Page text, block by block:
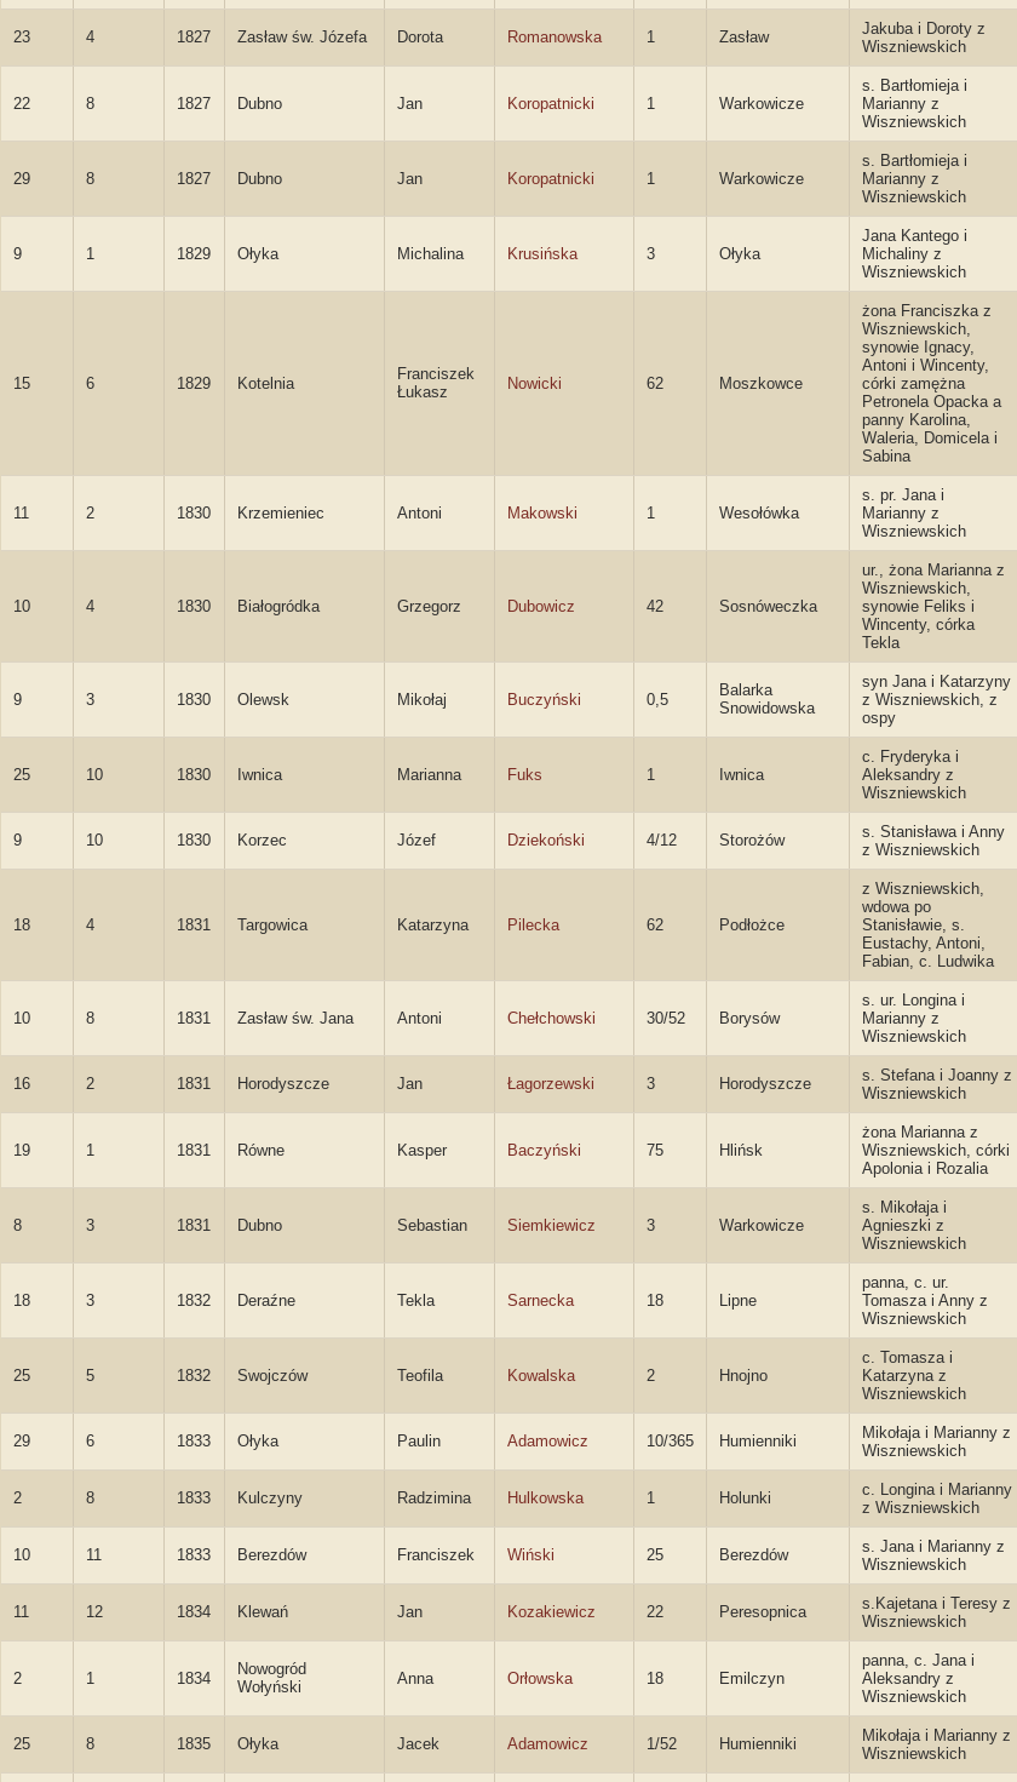
23 4 1827 Zasław św. Józefa Dorota Romanowska 1 Zasław
Jakuba i Doroty z
Wiszniewskich
22 8 1827 Dubno Jan Koropatnicki 1 Warkowicze
s. Bartłomieja i
Marianny z
Wiszniewskich
29 8 1827 Dubno Jan Koropatnicki 1 Warkowicze
s. Bartłomieja i
Marianny z
Wiszniewskich
9 1 1829 Ołyka Michalina Krusińska 3 Ołyka
Jana Kantego i
Michaliny z
Wiszniewskich
15 6 1829 Kotelnia
Franciszek
Łukasz
Nowicki 62 Moszkowce
żona Franciszka z
Wiszniewskich,
synowie Ignacy,
Antoni i Wincenty,
córki zamężna
Petronela Opacka a
panny Karolina,
Waleria, Domicela i
Sabina
11 2 1830 Krzemieniec Antoni Makowski 1 Wesołówka
s. pr. Jana i
Marianny z
Wiszniewskich
10 4 1830 Białogródka Grzegorz Dubowicz 42 Sosnóweczka
ur., żona Marianna z
Wiszniewskich,
synowie Feliks i
Wincenty, córka
Tekla
9 3 1830 Olewsk Mikołaj Buczyński 0,5
Balarka
Snowidowska
syn Jana i Katarzyny
z Wiszniewskich, z
ospy
25 10 1830 Iwnica Marianna Fuks 1 Iwnica
c. Fryderyka i
Aleksandry z
Wiszniewskich
9 10 1830 Korzec Józef Dziekoński 4/12 Storożów
s. Stanisława i Anny
z Wiszniewskich
18 4 1831 Targowica Katarzyna Pilecka 62 Podłożce
z Wiszniewskich,
wdowa po
Stanisławie, s.
Eustachy, Antoni,
Fabian, c. Ludwika
10 8 1831 Zasław św. Jana Antoni Chełchowski 30/52 Borysów
s. ur. Longina i
Marianny z
Wiszniewskich
16 2 1831 Horodyszcze Jan Łagorzewski 3 Horodyszcze
s. Stefana i Joanny z
Wiszniewskich
19 1 1831 Równe Kasper Baczyński 75 Hlińsk
żona Marianna z
Wiszniewskich, córki
Apolonia i Rozalia
8 3 1831 Dubno Sebastian Siemkiewicz 3 Warkowicze
s. Mikołaja i
Agnieszki z
Wiszniewskich
18 3 1832 Deraźne Tekla Sarnecka 18 Lipne
panna, c. ur.
Tomasza i Anny z
Wiszniewskich
25 5 1832 Swojczów Teofila Kowalska 2 Hnojno
c. Tomasza i
Katarzyna z
Wiszniewskich
29 6 1833 Ołyka Paulin Adamowicz 10/365 Humienniki
Mikołaja i Marianny z
Wiszniewskich
2 8 1833 Kulczyny Radzimina Hulkowska 1 Holunki
c. Longina i Marianny
z Wiszniewskich
10 11 1833 Berezdów Franciszek Wiński 25 Berezdów
s. Jana i Marianny z
Wiszniewskich
11 12 1834 Klewań Jan Kozakiewicz 22 Peresopnica
s.Kajetana i Teresy z
Wiszniewskich
2 1 1834
Nowogród
Wołyński
Anna Orłowska 18 Emilczyn
panna, c. Jana i
Aleksandry z
Wiszniewskich
25 8 1835 Ołyka Jacek Adamowicz 1/52 Humienniki
Mikołaja i Marianny z
Wiszniewskich